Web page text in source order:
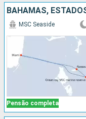
BAHAMAS,
Pensão completa
MSC Seaside